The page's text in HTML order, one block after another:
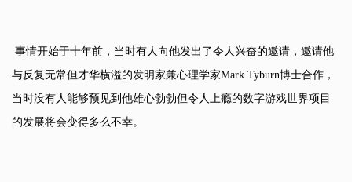
事情开始于十年前，当时有人向他发出了令人兴奋的邀请，邀请他
与反复无常但才华横溢的发明家兼心理学家Mark Tyburn博士合作，
当时没有人能够预见到他雄心勃勃但令人上瘾的数字游戏世界项目
的发展将会变得多么不幸。